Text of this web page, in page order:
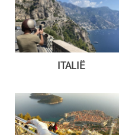
ITALIË